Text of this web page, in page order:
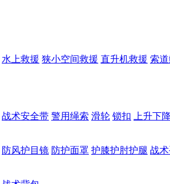
水上救援 狭小空间救援 直升机救援 索
战术安全带 警用绳索 滑轮 锁扣 上升下
防风护目镜 防护面罩 护膝护肘护腿 战